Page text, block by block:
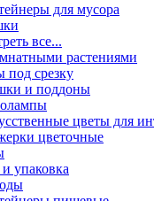
для мусора
все...
растениями
под срезку
и поддоны
цветы для
цветочные
упаковка